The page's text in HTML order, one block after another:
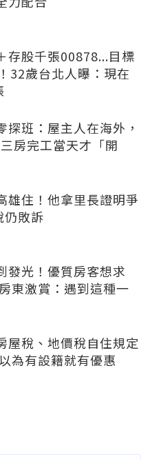
存股千張00878...目標
32歲台北人曝：現在
探班：屋主人在海外，
房完工當天才「開
雄住！他拿里長證明爭
仍敗訴
發光！優質房客想求
東激賞：遇到這種一
屋稅、地價稅自住規定
為有設籍就有優惠